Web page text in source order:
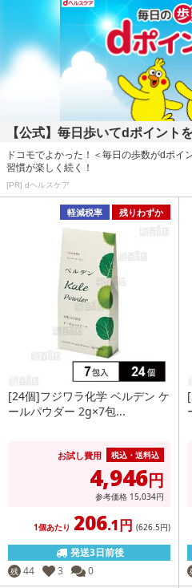
【公式】毎日歩いてdポイント
ドコモでよかった！＜毎日の歩数がdポイ
習慣が楽しく続く！
[PR] dヘルスケア
軽減税率 残りわずか
[24個]フジワラ化学 ベルデン ケ
ールパウダー 2g×7包...
お試し費用 税込・送料込
4,946円
参考価格 15,034円
1個あたり 206.1円 (626.5円)
発送3日前後
残 44 3 0